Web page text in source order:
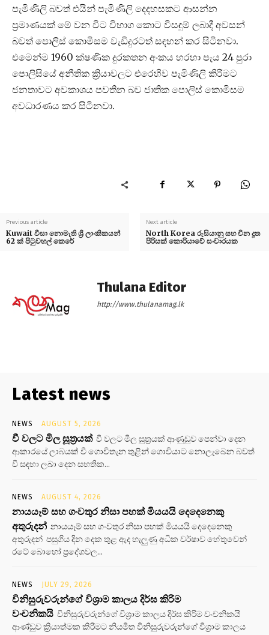
පැමිණිලි බවත් එයින් පැමිණිලි දෙදහසකට ආසන්න
ප්‍රමාණයක් මේ වන විට විභාග කොට විසඳුම් ලබාදී අවසන්
බවත් පොලිස් කොමිසම වැඩිදුරටත් සඳහන් කර සිටිනවා.
එමෙන්ම 1960 ක්ෂණික දුරකතන අංකය හරහා පැය 24 පුරා
පොලිසියේ අනීතික ක්‍රියාවලට එරෙහිව පැමිණිලි කිරීමට
ජනතාවට අවකාශය පවතින බව ජාතික පොලිස් කොමිසම
අවධාරණය කර සිටිනවා.
Previous article
Kuwait වීසා නොමැති ශ්‍රී ලාංකිකයන්
62 ක් පිටුවහල් කෙරේ
Next article
North Korea රුසියානු සහ චීන දූත
පිරිසක් කොරියාවේ සංචාරයක
Thulana Editor
http://www.thulanamag.lk
Latest news
NEWS AUGUST 5, 2026
වී වලට මිල සූත්‍රයක් වී වලට මිල සූත්‍රයක් ආණුඩුව පෙන්වා දෙන
ආකාරයේ ලාබයක් වී ගොවිතැන තුළින් ගොවියාට නොලැබෙන බවත්
වී සඳහා ලබා දෙන සහතික...
NEWS AUGUST 4, 2026
නායයෑම් සහ ගංවතුර නිසා පහක් මියයයි දෙදෙනෙකු
අතුරුදන් නායයෑම් සහ ගංවතුර නිසා පහක් මියයයි දෙදෙනෙකු
අතුරුදන් පසුගිය දින දෙක තුළ ඇද හැලුණු අධික වර්ෂාව හේතුවෙන්
රටේ බොහෝ ප්‍රදේශවල...
NEWS JULY 29, 2026
විනිසුරුවරුන්ගේ විශ්‍රාම කාලය දිර්ඝ කිරිම
වංචනිකයි විනිසුරුවරුන්ගේ විශ්‍රාම කාලය දිර්ඝ කිරිම වංචනිකයි
ආණ්ඩුව ක්‍රියාත්මක කිරිමට නියමිත විනිසුරුවරුන්ගේ විශ්‍රාම කාලය